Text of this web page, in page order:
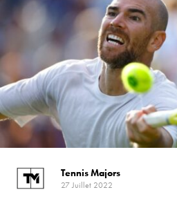
Tennis Majors
27 Juillet 2022